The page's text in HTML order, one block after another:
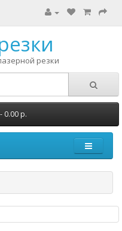
резки
0.00 р.